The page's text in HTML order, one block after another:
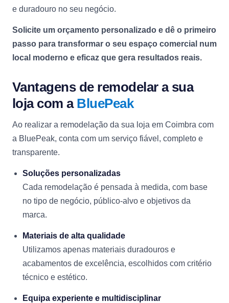
e duradouro no seu negócio.
Solicite um orçamento personalizado e dê o primeiro
passo para transformar o seu espaço comercial num
local moderno e eficaz que gera resultados reais.
Vantagens de remodelar a sua
loja com a BluePeak
Ao realizar a remodelação da sua loja em Coimbra com
a BluePeak, conta com um serviço fiável, completo e
transparente.
Soluções personalizadas
Cada remodelação é pensada à medida, com base
no tipo de negócio, público-alvo e objetivos da
marca.
Materiais de alta qualidade
Utilizamos apenas materiais duradouros e
acabamentos de excelência, escolhidos com critério
técnico e estético.
Equipa experiente e multidisciplinar